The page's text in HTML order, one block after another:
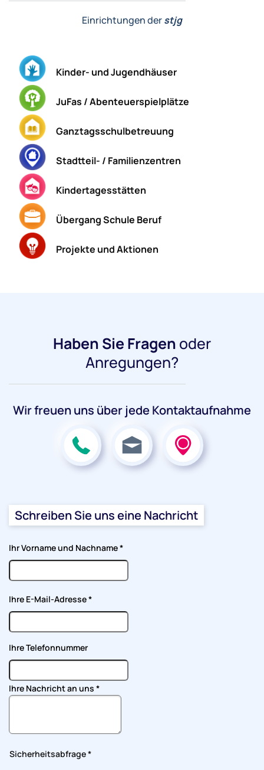
Einrichtungen derstjg
Kinder- und Jugendhäuser
JuFas / Abenteuerspielplätze
Ganztagsschulbetreuung
Stadtteil- / Familienzentren
Kindertagesstätten
Übergang Schule Beruf
Projekte und Aktionen
Haben Sie Fragen oder
Anregungen?
Wir freuen uns über jede Kontaktaufnahme
Schreiben Sie uns eine Nachricht
Ihr Vorname und Nachname*
Ihre E-Mail-Adresse*
Ihre Telefonnummer
Ihre Nachricht an uns *
Sicherheitsabfrage*